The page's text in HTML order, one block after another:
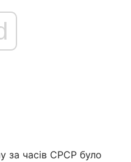
за часів СРСР було